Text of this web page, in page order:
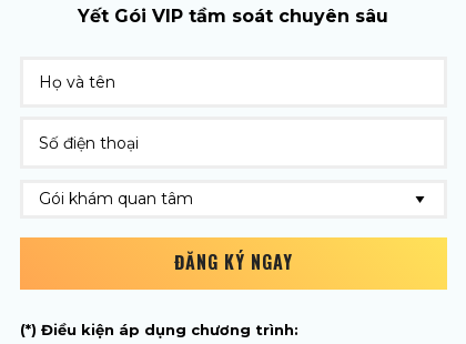
ĐĂNG KÝ NGAY
(*) Điều kiện áp dụng chương trình:
Yết Gói VIP tầm soát chuyên sâu